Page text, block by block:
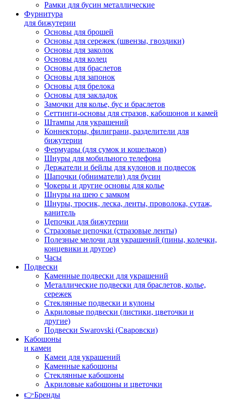
Рамки для бусин металлические
Фурнитура
для бижутерии
Основы для брошей
Основы для сережек (швензы, гвоздики)
Основы для заколок
Основы для колец
Основы для браслетов
Основы для запонок
Основы для брелока
Основы для закладок
Замочки для колье, бус и браслетов
Сеттинги-основы для стразов, кабошонов и камей
Штампы для украшений
Коннекторы, филиграни, разделители для
бижутерии
Фермуары (для сумок и кошельков)
Шнуры для мобильного телефона
Держатели и бейлы для кулонов и подвесок
Шапочки (обниматели) для бусин
Чокеры и другие основы для колье
Шнуры на шею с замком
Шнуры, тросик, леска, ленты, проволока, сутаж,
канитель
Цепочки для бижутерии
Стразовые цепочки (стразовые ленты)
Полезные мелочи для украшений (пины, колечки,
концевики и другое)
Часы
Подвески
Каменные подвески для украшений
Металлические подвески для браслетов, колье,
сережек
Стеклянные подвески и кулоны
Акриловые подвески (листики, цветочки и
другие)
Подвески Swarovski (Сваровски)
Кабошоны
и камеи
Камеи для украшений
Каменные кабошоны
Стеклянные кабошоны
Акриловые кабошоны и цветочки
👉Бренды